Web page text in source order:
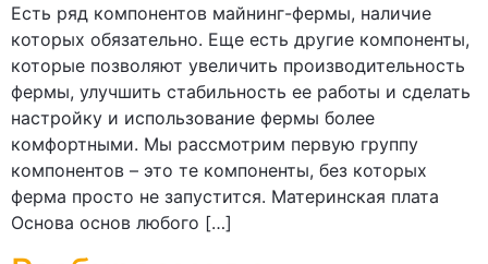
Есть ряд компонентов майнинг-фермы, наличие
которых обязательно. Еще есть другие компоненты,
которые позволяют увеличить производительность
фермы, улучшить стабильность ее работы и сделать
настройку и использование фермы более
комфортными. Мы рассмотрим первую группу
компонентов – это те компоненты, без которых
ферма просто не запустится. Материнская плата
Основа основ любого […]